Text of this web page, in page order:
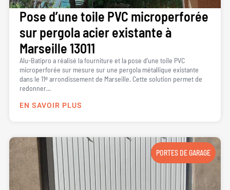
Pose d’une toile PVC microperforée
sur pergola acier existante à
Marseille 13011
Alu-Batipro a réalisé la fourniture et la pose d’une toile PVC
microperforée sur mesure sur une pergola métallique existante
dans le 11ᵉ arrondissement de Marseille. Cette solution permet de
redonner...
EN SAVOIR PLUS
PORTES DE GARAGE